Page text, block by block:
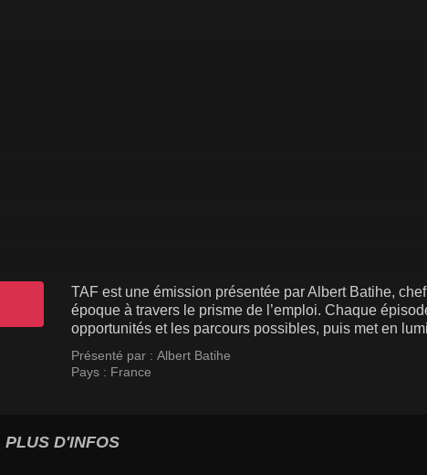
TAF est une émission présentée par Albert Batihe,
époque à travers le prisme de l’emploi. Chaque
opportunités et les parcours possibles, puis met en
Présenté par : Albert Batihe
Pays : France
PLUS D'INFOS